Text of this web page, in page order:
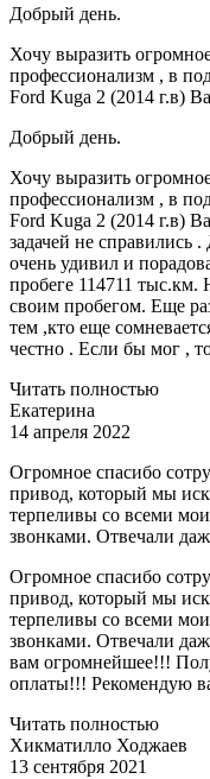
Добрый день.
Хочу выразить
профессионализм , в
Ford Kuga 2 (2014 г.в)
Добрый день.
Хочу выразить
профессионализм , в
Ford Kuga 2 (2014 г.в)
задачей не справились
очень удивил и
пробеге 114711 тыс.км.
своим пробегом. Еще
тем ,кто еще
честно . Если бы мог ,
Читать полностью
Екатерина
14 апреля 2022
Огромное спасибо
привод, который мы
терпеливы со всеми
звонками. Отвечали
Огромное спасибо
привод, который мы
терпеливы со всеми
звонками. Отвечали
вам огромнейшее!!!
оплаты!!! Рекомендую
Читать полностью
Хикматилло Ходжаев
13 сентября 2021